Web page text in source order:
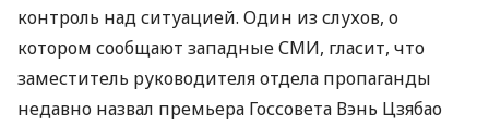
контроль над ситуацией. Один из слухов, о
котором сообщают западные СМИ, гласит, что
заместитель руководителя отдела пропаганды
недавно назвал премьера Госсовета Вэнь Цзябао